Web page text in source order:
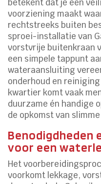
betekent dat je een
voorziening maakt
rechtstreeks buiten
sproei-installatie van
vorstvrije buitenkraan
een simpele tappunt
wateraansluiting
onderhoud en
kwartier komt vaak
duurzame én handige
de opkomst van
Benodigdheden
voor een
Het
voorkomt lekkage,